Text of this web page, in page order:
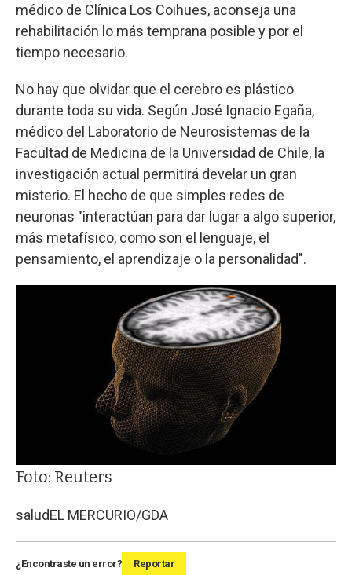
médico de Clínica Los Coihues, aconseja una
rehabilitación lo más temprana posible y por el
tiempo necesario.
No hay que olvidar que el cerebro es plástico
durante toda su vida. Según José Ignacio Egaña,
médico del Laboratorio de Neurosistemas de la
Facultad de Medicina de la Universidad de Chile, la
investigación actual permitirá develar un gran
misterio. El hecho de que simples redes de
neuronas "interactúan para dar lugar a algo superior,
más metafísico, como son el lenguaje, el
pensamiento, el aprendizaje o la personalidad".
Foto: Reuters
saludEL MERCURIO/GDA
¿Encontraste un error? Reportar